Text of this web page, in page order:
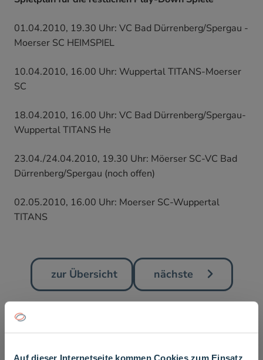
Auf dieser Internetseite kommen Cookies zum Einsatz.
01.04.2010, 19.30 Uhr: VC Bad Dürrenberg/Spergau -
Moerser SC HEIMSPIEL
10.04.2010, 16.00 Uhr: Wuppertal TITANS-Moerser
SC
18.04.2010, 16.00 Uhr: VC Bad Dürrenberg/Spergau-
Wuppertal TITANS He
23.04./24.04.2010, 19.30 Uhr: Möerser SC-VC Bad
Dürrenberg/Spergau (noch offen)
02.05.2010, 16.00 Uhr: Moerser SC-Wuppertal
TITANS
zur Übersicht nächste